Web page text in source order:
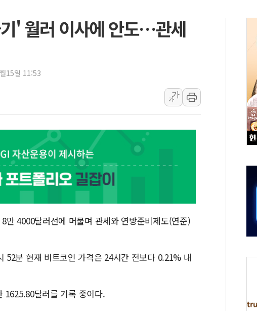
에이루트, 글로벌 리테일 박람회서
[뉴스핌 뉴스레터 Today ANDA] 8월
인천공항 여객터미널, 대형 미디어
해군, 독도 인근서 동해영토수호훈련
여권 내부서도 제기되는 레버리지
[단독] "입주민 갑질 아니다"…원주
중국 최신판 '달(月) 지질도' 완성...달
뉴인텍, 하반기 '전력용 커패시터' 사
듀오백 정관영 대표, 자사주 추가 매입
휴젤, 매출 2545억원·영업익 1037억
' 월러 이사에 안도…관세
15일 11:53
가
가
4000달러선에 머물며 관세와 연방준비제도(연준)
52분 현재 비트코인 가격은 24시간 전보다 0.21% 내
1625.80달러를 기록 중이다.